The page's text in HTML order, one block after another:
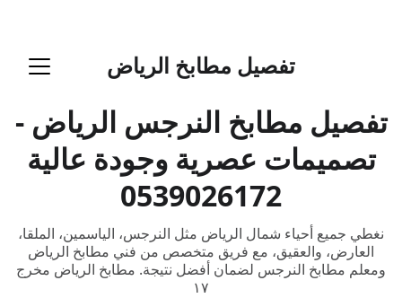
تفصيل مطابخ الرياض
تفصيل مطابخ النرجس الرياض -
تصميمات عصرية وجودة عالية
نغطي جميع أحياء شمال الرياض مثل النرجس، الياسمين، الملقا،
العارض، والعقيق، مع فريق متخصص من فني مطابخ الرياض
ومعلم مطابخ النرجس لضمان أفضل نتيجة. مطابخ الرياض مخرج
١٧